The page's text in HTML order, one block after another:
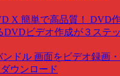
X 簡単で高品質！ DVD
DVDビデオ作成が３ステ